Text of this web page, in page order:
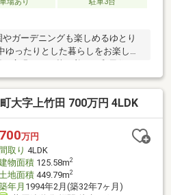
ガーデニングも楽しめるゆとり
ったりとした暮らしをお楽しみ
あり 二世帯住宅や趣味のお部
用途にご活用可能です。◆ガレー
ら荷物の保管スペースとして利
も便利にお使いいただけます
、リノベーションのベースとし
す♪
大字上竹田 700万円 4LDK
700万円
間取り 4LDK
物面積125.58m2
地面積449.79m2
年月 1994年2月(築32年7ヶ月)